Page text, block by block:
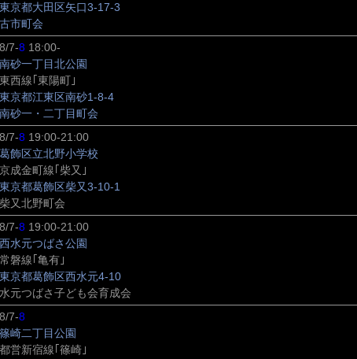
東京都大田区矢口3-17-3
古市町会
8/7-8 18:00-
南砂一丁目北公園
東西線｢東陽町｣
東京都江東区南砂1-8-4
南砂一・二丁目町会
8/7-8 19:00-21:00
葛飾区立北野小学校
京成金町線｢柴又｣
東京都葛飾区柴又3-10-1
柴又北野町会
8/7-8 19:00-21:00
西水元つばさ公園
常磐線｢亀有｣
東京都葛飾区西水元4-10
水元つばさ子ども会育成会
8/7-8
篠崎二丁目公園
都営新宿線｢篠崎｣